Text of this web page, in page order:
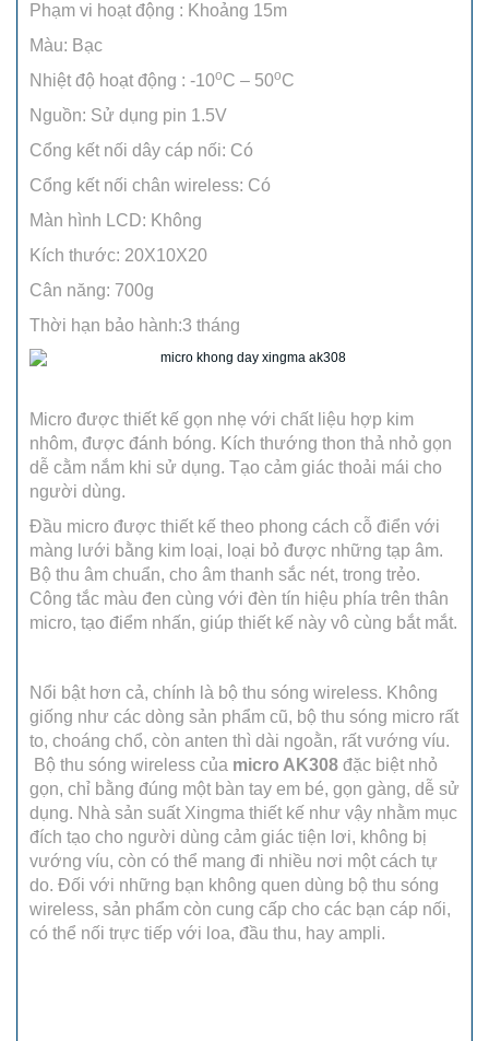
Phạm vi hoạt động : Khoảng 15m
Màu: Bạc
Nhiệt độ hoạt động : -10oC – 50oC
Nguồn: Sử dụng pin 1.5V
Cổng kết nối dây cáp nối: Có
Cổng kết nối chân wireless: Có
Màn hình LCD: Không
Kích thước: 20X10X20
Cân năng: 700g
Thời hạn bảo hành:3 tháng
Micro được thiết kế gọn nhẹ với chất liệu hợp kim
nhôm, được đánh bóng. Kích thướng thon thả nhỏ gọn
dễ cằm nắm khi sử dụng. Tạo cảm giác thoải mái cho
người dùng.
Đầu micro được thiết kế theo phong cách cỗ điển với
màng lưới bằng kim loại, loại bỏ được những tạp âm.
Bộ thu âm chuẩn, cho âm thanh sắc nét, trong trẻo.
Công tắc màu đen cùng với đèn tín hiệu phía trên thân
micro, tạo điểm nhấn, giúp thiết kế này vô cùng bắt mắt.
Nổi bật hơn cả, chính là bộ thu sóng wireless. Không
giống như các dòng sản phẩm cũ, bộ thu sóng micro rất
to, choáng chổ, còn anten thì dài ngoằn, rất vướng víu.
Bộ thu sóng wireless của micro AK308 đặc biệt nhỏ
gọn, chỉ bằng đúng một bàn tay em bé, gọn gàng, dễ sử
dụng. Nhà sản suất Xingma thiết kế như vậy nhằm mục
đích tạo cho người dùng cảm giác tiện lơi, không bị
vướng víu, còn có thể mang đi nhiều nơi một cách tự
do. Đối với những bạn không quen dùng bộ thu sóng
wireless, sản phẩm còn cung cấp cho các bạn cáp nối,
có thể nối trực tiếp với loa, đầu thu, hay ampli.